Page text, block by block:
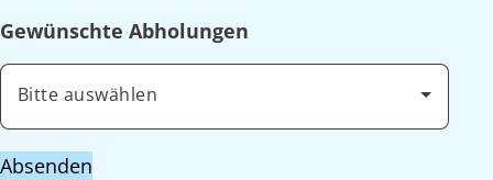
Gewünschte Abholungen
Bitte auswählen
Absenden